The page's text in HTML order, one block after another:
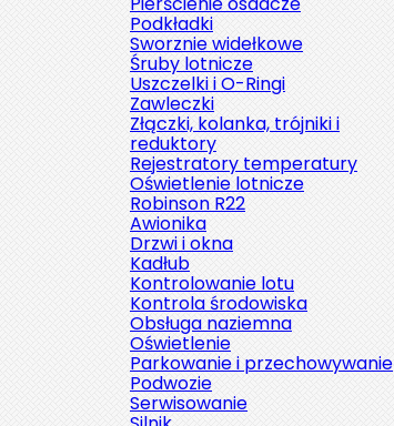
Podkładki
Sworznie widełkowe
Śruby lotnicze
Uszczelki i O-Ringi
Zawleczki
Złączki, kolanka, trójniki i
reduktory
Rejestratory temperatury
Oświetlenie lotnicze
Robinson R22
Awionika
Drzwi i okna
Kadłub
Kontrolowanie lotu
Kontrola środowiska
Obsługa naziemna
Oświetlenie
Parkowanie i przechowywanie
Podwozie
Serwisowanie